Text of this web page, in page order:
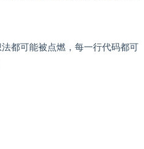
都可能被点燃，每一行代码都可